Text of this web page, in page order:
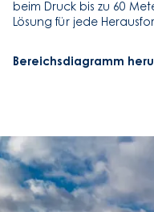
beim Druck bis zu 60
Lösung für jede
Bereichsdiagramm